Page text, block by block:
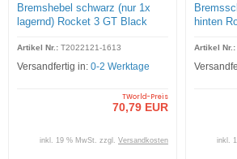
Bremshebel schwarz (nur 1x
lagernd) Rocket 3 GT Black
Artikel Nr.: T2022121-1613
Versandfertig in: 0-2 Werktage
TWorld-Preis
70,79 EUR
inkl. 19 % MwSt. zzgl. Versandkosten
hinten
Artikel Nr.:
inkl.